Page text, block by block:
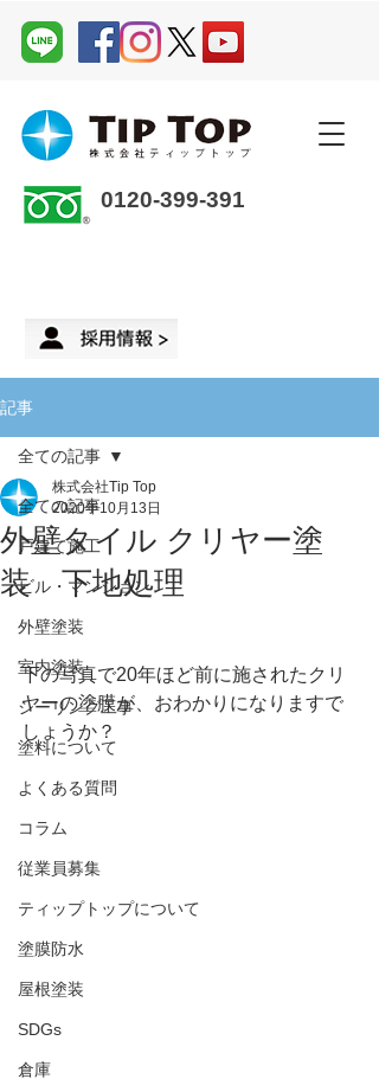
0120-399-391
記事
全ての記事
戸建て施工
ビル・マンション
外壁塗装
室内塗装
シーリング工事
塗料について
よくある質問
コラム
従業員募集
ティップトップについて
塗膜防水
屋根塗装
SDGs
倉庫
全ての記事
外壁タイル クリヤー塗
装 下地処理
株式会社Tip Top
2020年10月13日
下の写真で20年ほど前に施されたクリ
ヤーの塗膜が、おわかりになりますで
しょうか？